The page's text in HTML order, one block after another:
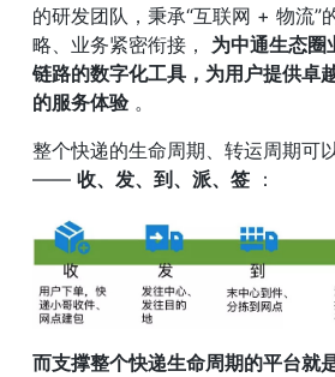
的研发团队，秉承“互联网 + 物流”
略、业务紧密衔接， 为中通生态圈
链路的数字化工具，为用户提供卓
的服务体验 。
整个快递的生命周期、转运周期可
—— 收、发、到、派、签 ：
而支撑整个快递生命周期的平台就